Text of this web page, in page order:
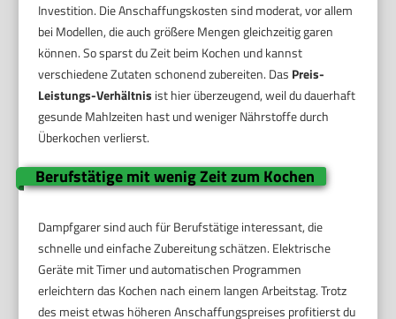
Investition. Die Anschaffungskosten sind moderat, vor allem
bei Modellen, die auch größere Mengen gleichzeitig garen
können. So sparst du Zeit beim Kochen und kannst
verschiedene Zutaten schonend zubereiten. Das Preis-
Leistungs-Verhältnis ist hier überzeugend, weil du dauerhaft
gesunde Mahlzeiten hast und weniger Nährstoffe durch
Überkochen verlierst.
Berufstätige mit wenig Zeit zum Kochen
Dampfgarer sind auch für Berufstätige interessant, die
schnelle und einfache Zubereitung schätzen. Elektrische
Geräte mit Timer und automatischen Programmen
erleichtern das Kochen nach einem langen Arbeitstag. Trotz
des meist etwas höheren Anschaffungspreises profitierst du